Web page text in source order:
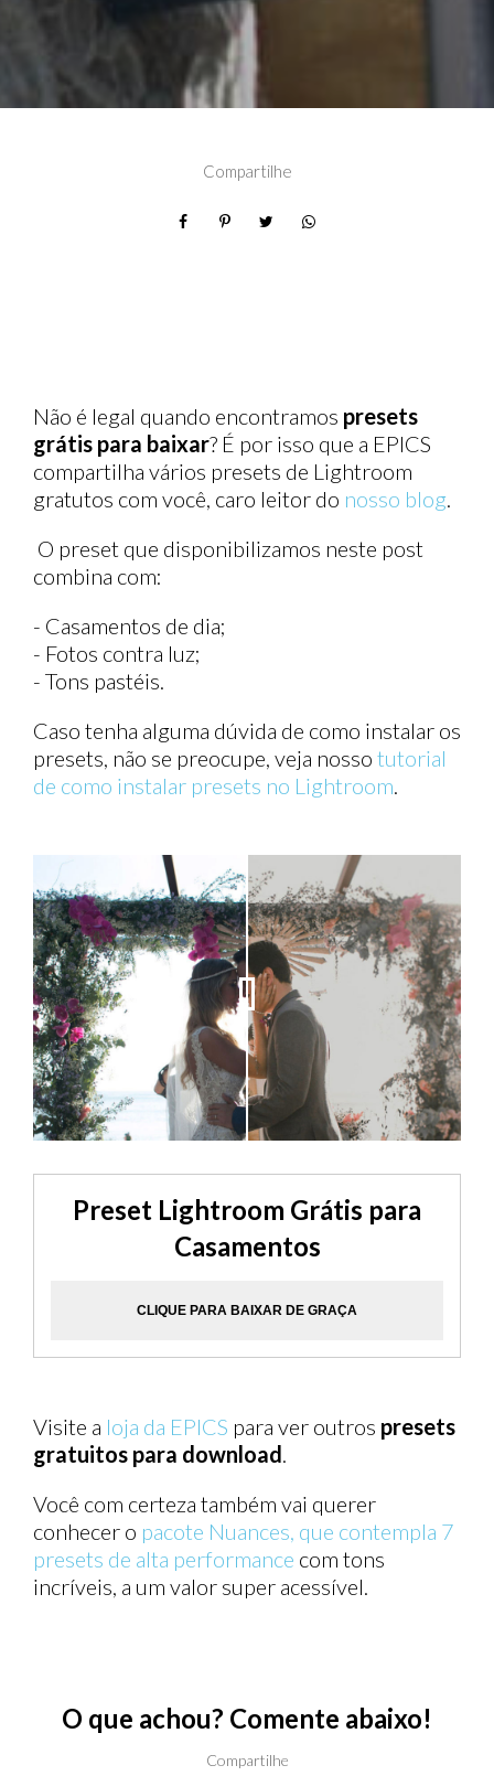
Compartilhe
Não é legal quando encontramos presets
grátis para baixar? É por isso que a EPICS
compartilha vários presets de Lightroom
gratutos com você, caro leitor do nosso blog.
O preset que disponibilizamos neste post
combina com:
- Casamentos de dia;
- Fotos contra luz;
- Tons pastéis.
Caso tenha alguma dúvida de como instalar os
presets, não se preocupe, veja nosso tutorial
de como instalar presets no Lightroom.
Preset Lightroom Grátis para
Casamentos
CLIQUE PARA BAIXAR DE GRAÇA
Visite a loja da EPICS para ver outros presets
gratuitos para download
Você com certeza também vai querer
conhecer o pacote Nuances, que contempla 7
presets de alta performance com tons
incríveis, a um valor super acessível.
O que achou? Comente abaixo!
Compartilhe